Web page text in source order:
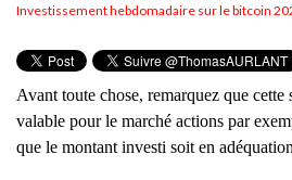
Investissement hebdomadaire sur le bitcoin
Avant toute chose, remarquez que cette
valable pour le marché actions par
que le montant investi soit en